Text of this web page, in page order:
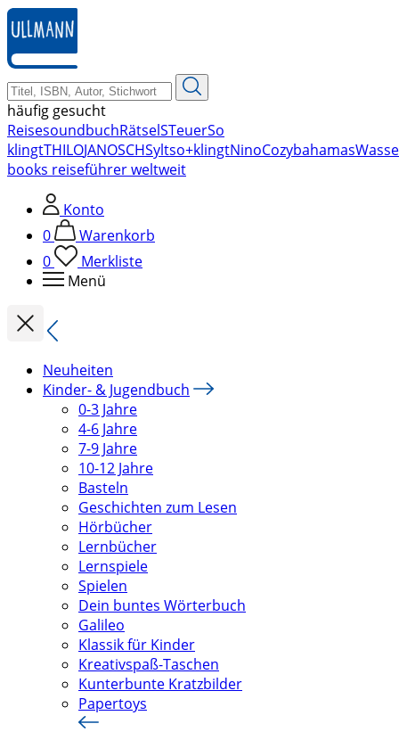
zum
Hauptinhalt
springen
häufig gesucht
ReisesoundbuchRätselSTeuerSo
klingtTHILOJANOSCHSyltso+klingtNinoCozybahamas
books reiseführer weltweit
Konto
0
Warenkorb
0
Merkliste
Menü
Neuheiten
Kinder- & Jugendbuch
0-3 Jahre
4-6 Jahre
7-9 Jahre
10-12 Jahre
Basteln
Geschichten zum Lesen
Hörbücher
Lernbücher
Lernspiele
Spielen
Dein buntes Wörterbuch
Galileo
Klassik für Kinder
Kreativspaß-Taschen
Kunterbunte Kratzbilder
Papertoys